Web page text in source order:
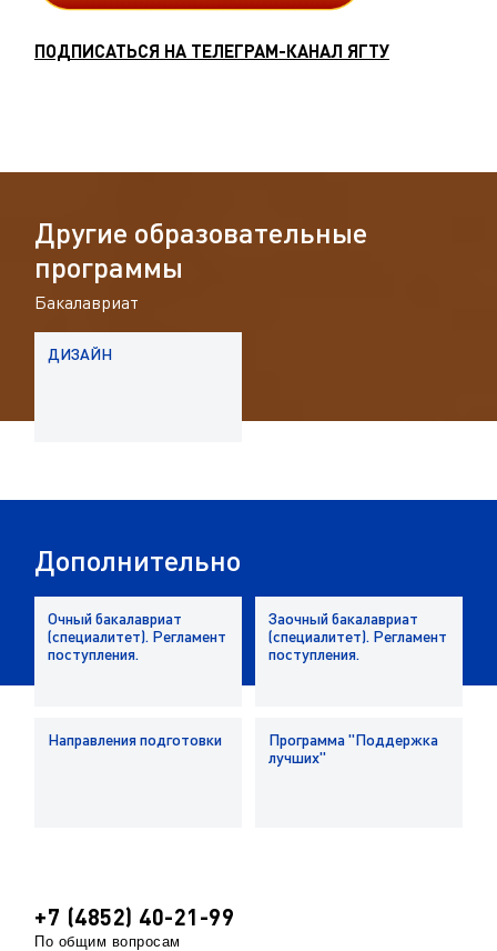
ПОДПИСАТЬСЯ НА ТЕЛЕГРАМ-КАНАЛ ЯГТУ
Другие образовательные
программы
Бакалавриат
ДИЗАЙН
Дополнительно
Очный бакалавриат
(специалитет). Регламент
поступления.
Заочный бакалавриат
(специалитет). Регламент
поступления.
Направления подготовки
Программа "Поддержка
лучших"
+7 (4852) 40-21-99
По общим вопросам